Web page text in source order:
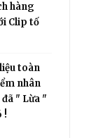
hàng
Clip tố
toàn
nhân
" Lừa "
!